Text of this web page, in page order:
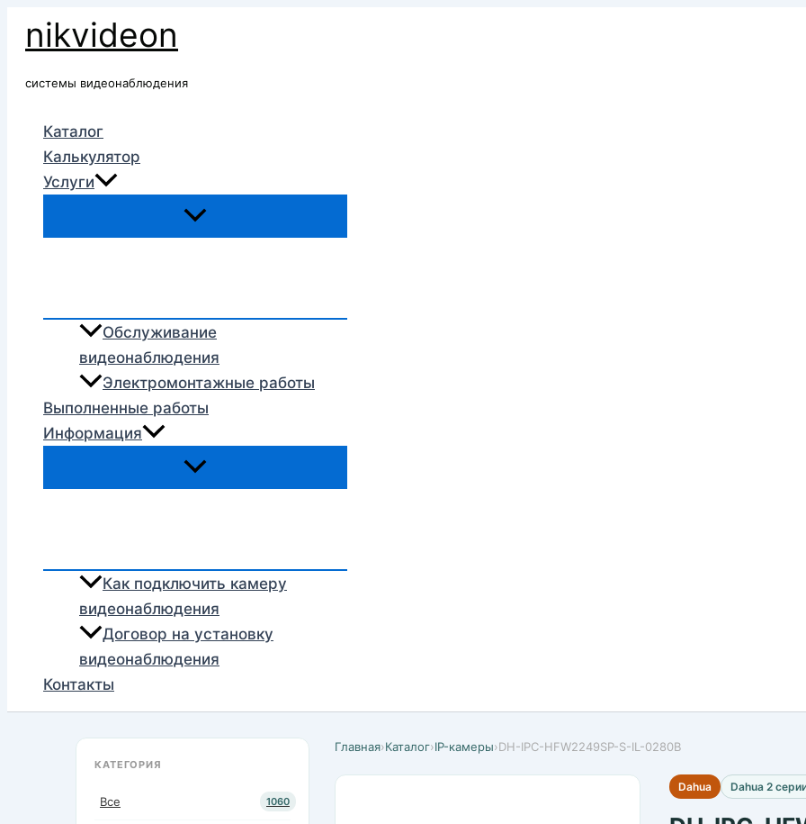
Перейти
nikvideon
системы видеонаблюдения
Каталог
Калькулятор
Услуги
Обслуживание
видеонаблюдения
Электромонтажные работы
Выполненные работы
Информация
Как подключить камеру
видеонаблюдения
Договор на установку
видеонаблюдения
Контакты
КАТЕГОРИЯ
Все 1060
Главная›Каталог›IP-камеры›DH-IPC-HFW2249SP-S-IL-0280B
Dahua Dahua 2